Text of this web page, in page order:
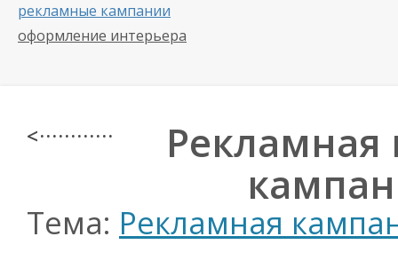
рекламные кампании
оформление интерьера
< · · · · · · · · · · · · Рекламная
Тема: Рекламная